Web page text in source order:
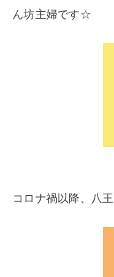
ん坊主婦です☆
コロナ禍以降、八